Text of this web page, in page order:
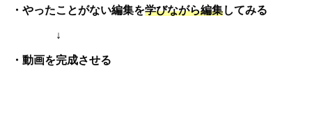
・やったことがない編集を学びながら編集してみる
↓
・動画を完成させる